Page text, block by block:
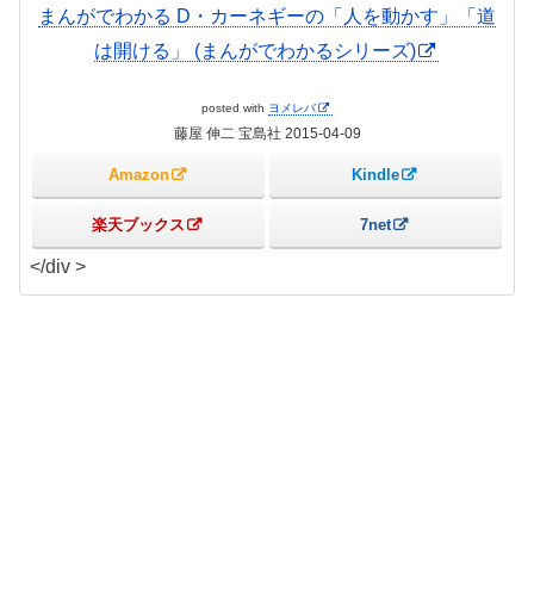
まんがでわかる D・カーネギーの「人を動かす」「道
は開ける」 (まんがでわかるシリーズ)
posted with ヨメレバ
藤屋 伸二 宝島社 2015-04-09
Amazon Kindle
楽天ブックス 7net
</div >